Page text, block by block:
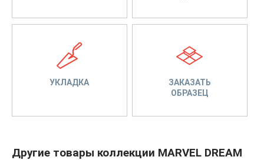
УКЛАДКА
ЗАКАЗАТЬ
ОБРАЗЕЦ
Другие товары коллекции MARVEL DREAM